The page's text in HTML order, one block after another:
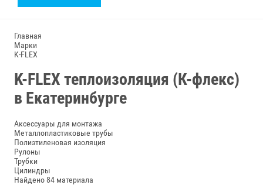
Главная
Марки
K-FLEX
K-FLEX теплоизоляция (К-флекс)
в Екатеринбурге
Аксессуары для монтажа
Металлопластиковые трубы
Полиэтиленовая изоляция
Рулоны
Трубки
Цилиндры
Найдено 84 материала